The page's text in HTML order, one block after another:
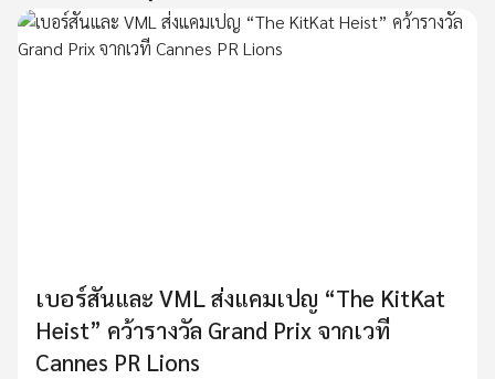
เบอร์สันและ VML ส่งแคมเปญ “The KitKat
Heist” คว้ารางวัล Grand Prix จากเวที
Cannes PR Lions